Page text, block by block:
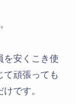
を安くこき使
て頑張っても
です。